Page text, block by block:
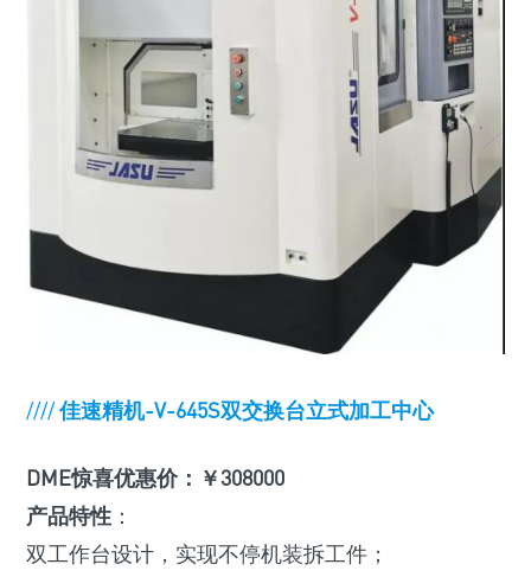
////佳速精机-V-645S双交换台立式加工中心
DME惊喜优惠价：￥308000
产品特性 ：
双工作台设计，实现不停机装拆工件；